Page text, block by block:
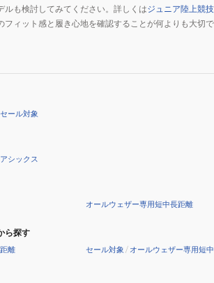
ルも検討してみてください。詳しくはジュニア陸上競
フィット感と履き心地を確認することが何よりも大
セール対象
アシックス
オールウェザー専用短中長距離
ら探す
離 セール対象 / オールウェザー専用短